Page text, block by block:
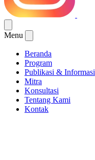
Menu
Beranda
Program
Publikasi & Informasi
Mitra
Konsultasi
Tentang Kami
Kontak